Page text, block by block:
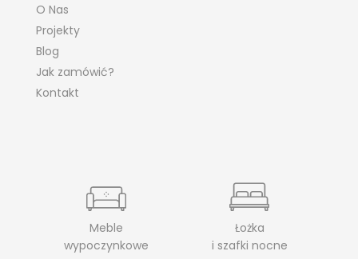
O Nas
Projekty
Blog
Jak zamówić?
Kontakt
Meble
wypoczynkowe
Łożka
i szafki nocne